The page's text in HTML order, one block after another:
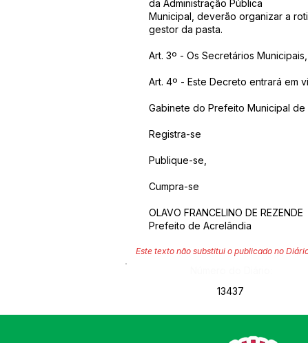
da Administração Pública
Municipal, deverão organizar a
gestor da pasta.
Art. 3º - Os Secretários
Art. 4º - Este Decreto entrará em
Gabinete do Prefeito Municipal
Registra-se
Publique-se,
Cumpra-se
OLAVO FRANCELINO DE REZENDE
Prefeito de Acrelândia
Este texto não substitui o publicado no
13437